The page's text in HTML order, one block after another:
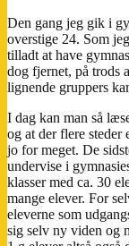
Den gang jeg gik i
overstige 24. Som
tilladt at have
dog fjernet, på trods
lignende gruppers
I dag kan man så
og at der flere steder
jo for meget. De
undervise i
klasser med ca. 30
mange elever. For
eleverne som
sig selv ny viden og